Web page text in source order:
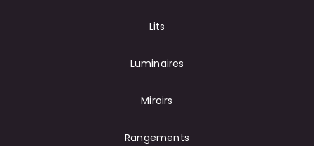
Lits
Luminaires
Miroirs
Rangements